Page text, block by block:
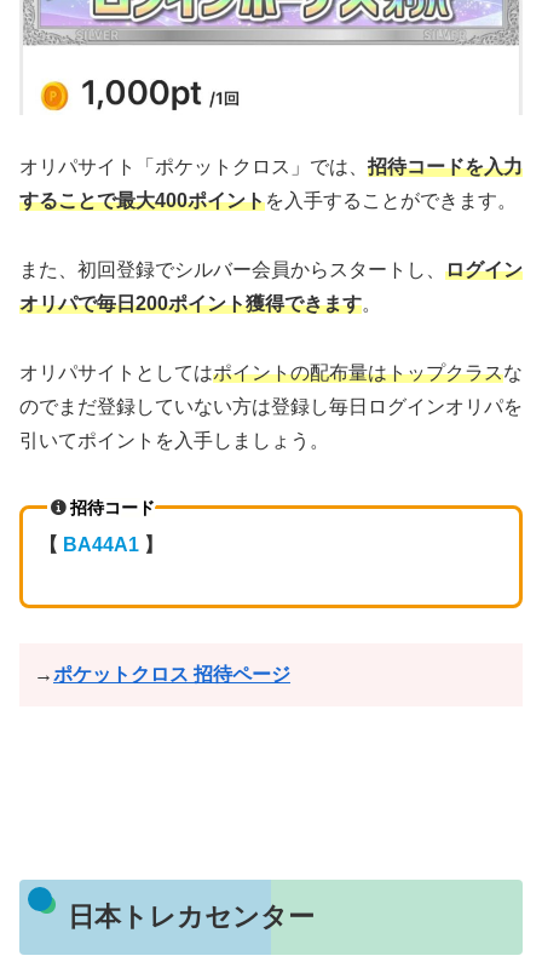
オリパサイト「ポケットクロス」では、 招待コードを入力
することで最大400ポイントを入手することができます。
また、初回登録でシルバー会員からスタートし、 ログイン
オリパで毎日200ポイント獲得できます。
オリパサイトとしてはポイントの配布量はトップクラスな
のでまだ登録していない方は登録し毎日ログインオリパを
引いてポイントを入手しましょう。
招待コード
【 BA44A1】
→ポケットクロス 招待ページ
日本トレカセンター